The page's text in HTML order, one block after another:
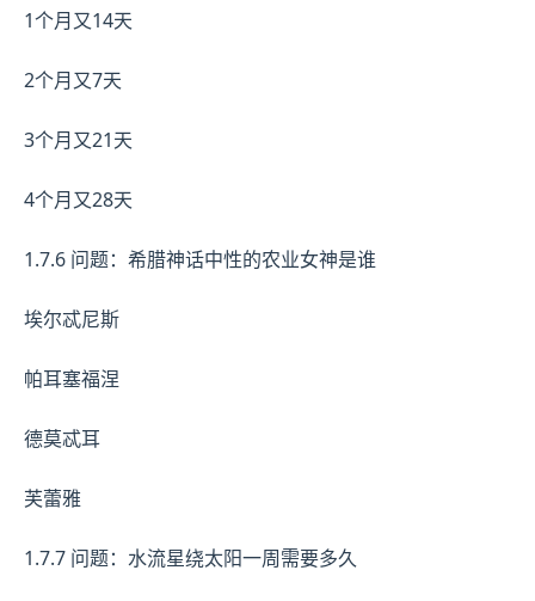
1个月又14天
2个月又7天
3个月又21天
4个月又28天
1.7.6 问题：希腊神话中性的农业女神是谁
埃尔忒尼斯
帕耳塞福涅
德莫忒耳
芙蕾雅
1.7.7 问题：水流星绕太阳一周需要多久